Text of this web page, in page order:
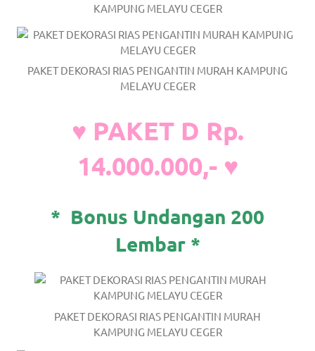
KAMPUNG MELAYU CEGER
PAKET DEKORASI RIAS PENGANTIN MURAH KAMPUNG
MELAYU CEGER
♥ PAKET D Rp.
14.000.000,- ♥
* Bonus Undangan 200
Lembar *
PAKET DEKORASI RIAS PENGANTIN MURAH
KAMPUNG MELAYU CEGER